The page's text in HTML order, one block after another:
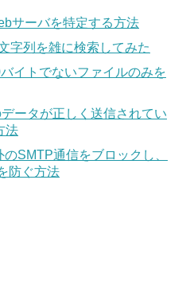
サーバを特定する方法
字列を雑に検索してみた
イトでないファイルのみを
ータが正しく送信されてい
法
SMTP通信をブロックし、
防ぐ方法